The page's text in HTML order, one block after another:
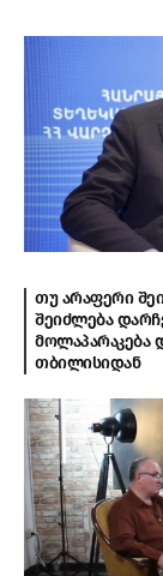
თუ არაფერი
შეიძლება
მოლაპარაკება
თბილისიდან